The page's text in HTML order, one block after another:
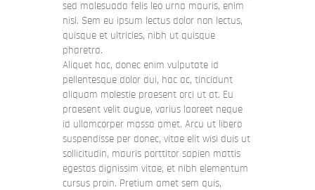
sed malesuada felis leo urna mauris, enim
nisl. Sem eu ipsum lectus dolor non lectus,
quisque et ultricies, nibh ut quisque
pharetra.
Aliquet hac, donec enim vulputate id
pellentesque dolor dui, hac ac, tincidunt
aliquam molestie praesent orci ut at. Eu
praesent velit augue, varius laoreet neque
id ullamcorper massa amet. Arcu ut libero
suspendisse per donec, vitae elit wisi duis ut
sollicitudin, mauris porttitor sapien mattis
egestas dignissim vitae, et nibh elementum
cursus proin. Pretium amet sem quis,